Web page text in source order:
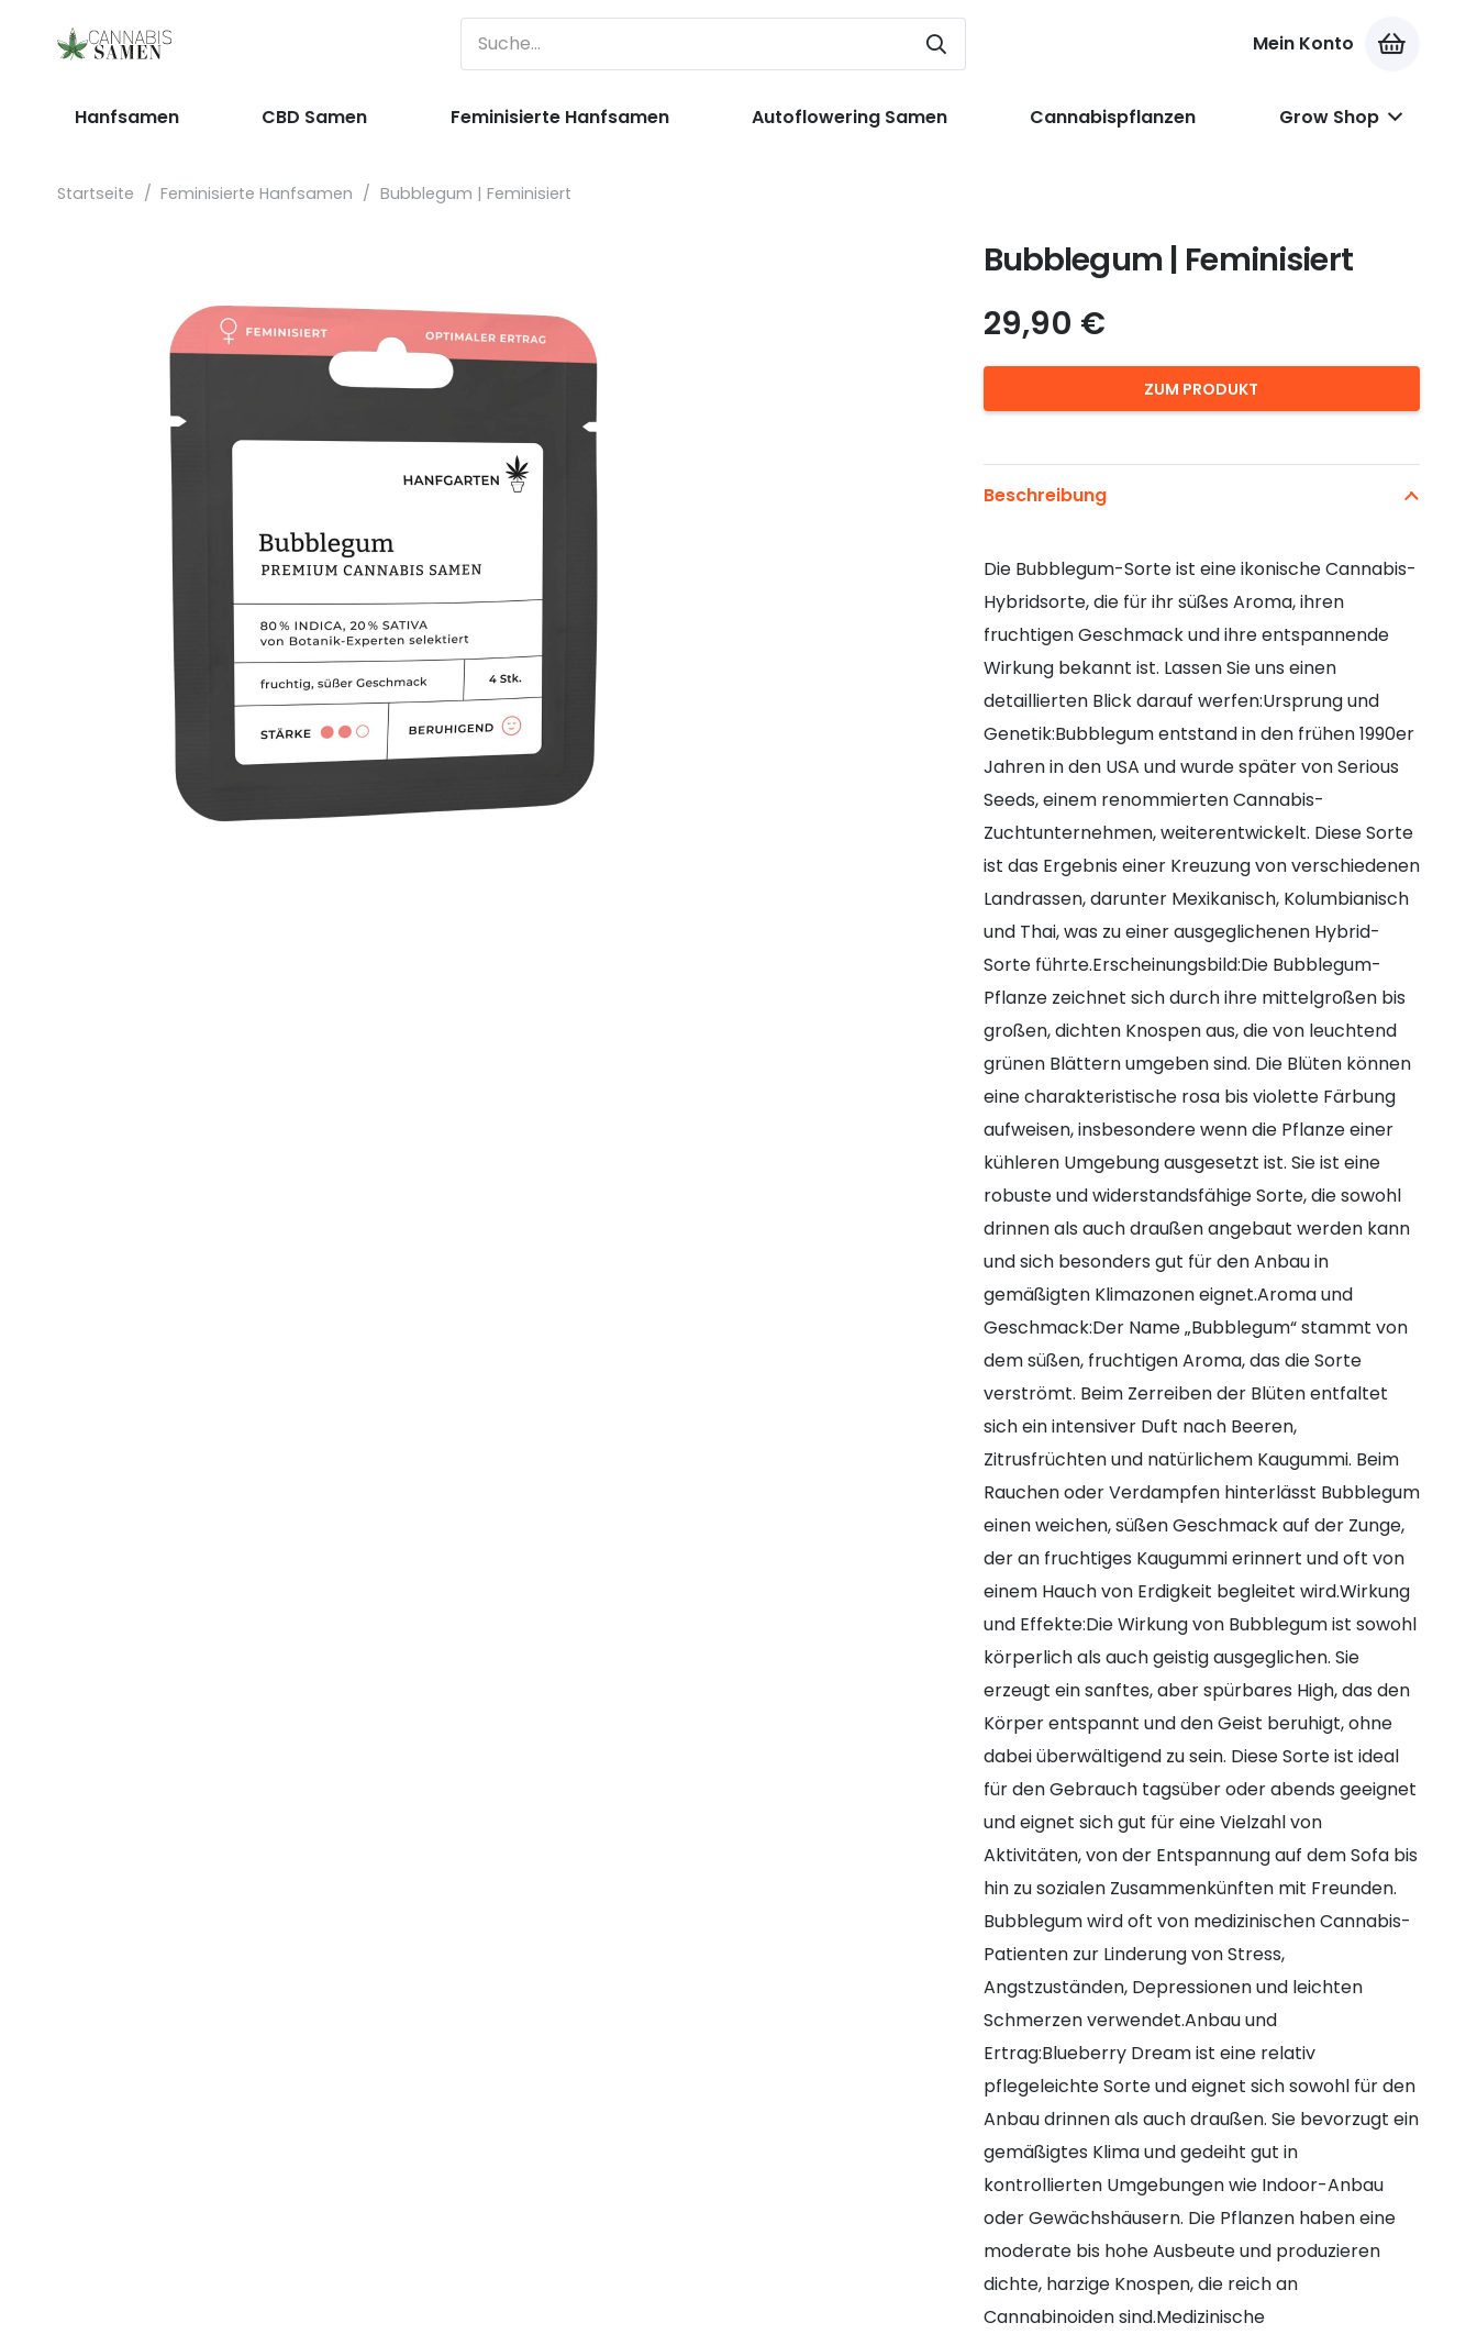
Mein Konto
Hanfsamen CBD Samen Feminisierte Hanfsamen Autoflowering Samen Cannabispflanzen Grow Shop
Startseite / Feminisierte Hanfsamen / Bubblegum | Feminisiert
Bubblegum | Feminisiert
29,90 €
ZUM PRODUKT
Beschreibung
Die Bubblegum-Sorte ist eine ikonische Cannabis-
Hybridsorte, die für ihr süßes Aroma, ihren
fruchtigen Geschmack und ihre entspannende
Wirkung bekannt ist. Lassen Sie uns einen
detaillierten Blick darauf werfen:Ursprung und
Genetik:Bubblegum entstand in den frühen 1990er
Jahren in den USA und wurde später von Serious
Seeds, einem renommierten Cannabis-
Zuchtunternehmen, weiterentwickelt. Diese Sorte
ist das Ergebnis einer Kreuzung von verschiedenen
Landrassen, darunter Mexikanisch, Kolumbianisch
und Thai, was zu einer ausgeglichenen Hybrid-
Sorte führte.Erscheinungsbild:Die Bubblegum-
Pflanze zeichnet sich durch ihre mittelgroßen bis
großen, dichten Knospen aus, die von leuchtend
grünen Blättern umgeben sind. Die Blüten können
eine charakteristische rosa bis violette Färbung
aufweisen, insbesondere wenn die Pflanze einer
kühleren Umgebung ausgesetzt ist. Sie ist eine
robuste und widerstandsfähige Sorte, die sowohl
drinnen als auch draußen angebaut werden kann
und sich besonders gut für den Anbau in
gemäßigten Klimazonen eignet.Aroma und
Geschmack:Der Name „Bubblegum“ stammt von
dem süßen, fruchtigen Aroma, das die Sorte
verströmt. Beim Zerreiben der Blüten entfaltet
sich ein intensiver Duft nach Beeren,
Zitrusfrüchten und natürlichem Kaugummi. Beim
Rauchen oder Verdampfen hinterlässt Bubblegum
einen weichen, süßen Geschmack auf der Zunge,
der an fruchtiges Kaugummi erinnert und oft von
einem Hauch von Erdigkeit begleitet wird.Wirkung
und Effekte:Die Wirkung von Bubblegum ist sowohl
körperlich als auch geistig ausgeglichen. Sie
erzeugt ein sanftes, aber spürbares High, das den
Körper entspannt und den Geist beruhigt, ohne
dabei überwältigend zu sein. Diese Sorte ist ideal
für den Gebrauch tagsüber oder abends geeignet
und eignet sich gut für eine Vielzahl von
Aktivitäten, von der Entspannung auf dem Sofa bis
hin zu sozialen Zusammenkünften mit Freunden.
Bubblegum wird oft von medizinischen Cannabis-
Patienten zur Linderung von Stress,
Angstzuständen, Depressionen und leichten
Schmerzen verwendet.Anbau und
Ertrag:Blueberry Dream ist eine relativ
pflegeleichte Sorte und eignet sich sowohl für den
Anbau drinnen als auch draußen. Sie bevorzugt ein
gemäßigtes Klima und gedeiht gut in
kontrollierten Umgebungen wie Indoor-Anbau
oder Gewächshäusern. Die Pflanzen haben eine
moderate bis hohe Ausbeute und produzieren
dichte, harzige Knospen, die reich an
Cannabinoiden sind.Medizinische